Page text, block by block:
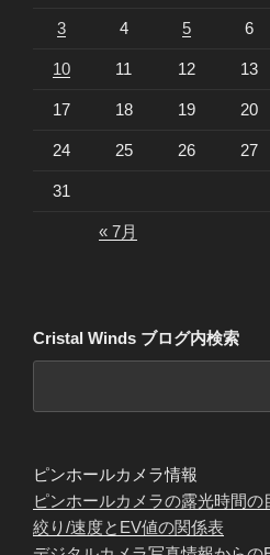
3 4 5 6
10 11 12 13
17 18 19 20
24 25 26 27
31
« 7月
Cristal Winds ブログ内検索
ピンホールカメラ情報
ピンホールカメラの露光時間の
絞り/速度とEV値の関係表